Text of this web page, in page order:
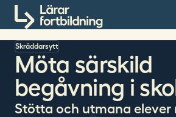
Till innehållet
Skräddarsytt
Möta särskild
begåvning i
Stötta och utmana elever